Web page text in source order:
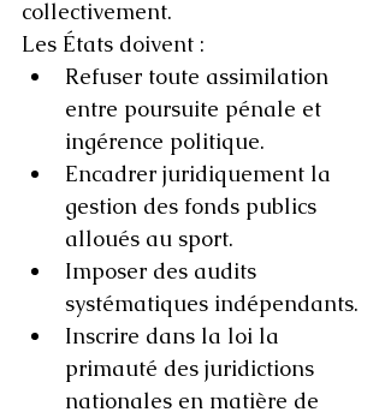
collectivement.
Les États doivent :
Refuser toute assimilation
entre poursuite pénale et
ingérence politique.
Encadrer juridiquement la
gestion des fonds publics
alloués au sport.
Imposer des audits
systématiques indépendants.
Inscrire dans la loi la
primauté des juridictions
nationales en matière de